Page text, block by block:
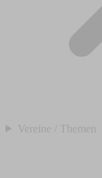
Vereine / Themen